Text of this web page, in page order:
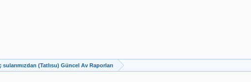
sularımızdan (Tatlısu) Güncel Av Raporları